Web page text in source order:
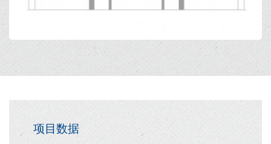
项目数据